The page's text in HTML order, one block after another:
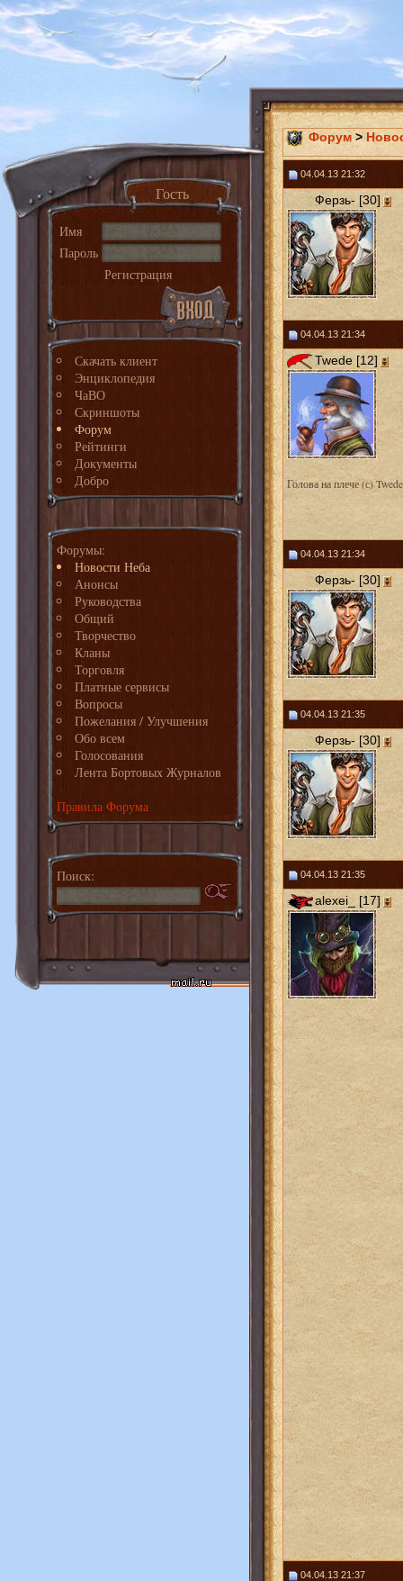
Гость
Имя
Пароль
Регистрация
Скачать клиент
Энциклопедия
ЧаВО
Скриншоты
Форум
Рейтинги
Документы
Добро
Форумы:
Новости Неба
Анонсы
Руководства
Общий
Творчество
Кланы
Торговля
Платные сервисы
Вопросы
Пожелания / Улучшения
Обо всем
Голосования
Лента Бортовых Журналов
Правила Форума
Поиск:
Форум >
04.04.13 21:32
Ферзь- [30]
04.04.13 21:34
Twede [12]
Голова на плече (с) Twede
04.04.13 21:34
Ферзь- [30]
04.04.13 21:35
Ферзь- [30]
04.04.13 21:35
alexei_ [17]
04.04.13 21:37